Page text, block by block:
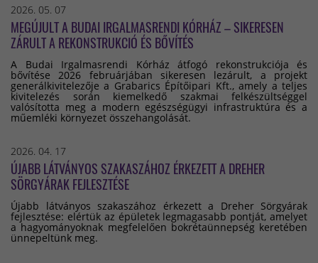
2026. 05. 07
MEGÚJULT A BUDAI IRGALMASRENDI KÓRHÁZ – SIKERESEN
ZÁRULT A REKONSTRUKCIÓ ÉS BŐVÍTÉS
A Budai Irgalmasrendi Kórház átfogó rekonstrukciója és
bővítése 2026 februárjában sikeresen lezárult, a projekt
generálkivitelezője a Grabarics Építőipari Kft., amely a teljes
kivitelezés során kiemelkedő szakmai felkészültséggel
valósította meg a modern egészségügyi infrastruktúra és a
műemléki környezet összehangolását.
2026. 04. 17
ÚJABB LÁTVÁNYOS SZAKASZÁHOZ ÉRKEZETT A DREHER
SÖRGYÁRAK FEJLESZTÉSE
Újabb látványos szakaszához érkezett a Dreher Sörgyárak
fejlesztése: elértük az épületek legmagasabb pontját, amelyet
a hagyományoknak megfelelően bokrétaünnepség keretében
ünnepeltünk meg.